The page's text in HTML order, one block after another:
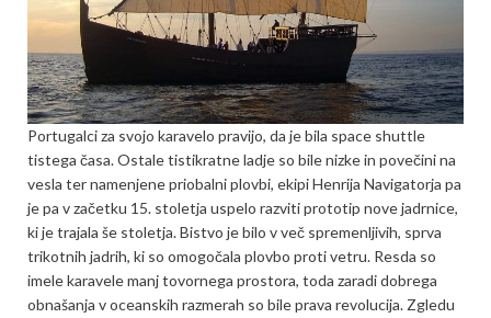
Portugalci za svojo karavelo pravijo, da je bila space shuttle
tistega časa. Ostale tistikratne ladje so bile nizke in povečini na
vesla ter namenjene priobalni plovbi, ekipi Henrija Navigatorja pa
je pa v začetku 15. stoletja uspelo razviti prototip nove jadrnice,
ki je trajala še stoletja. Bistvo je bilo v več spremenljivih, sprva
trikotnih jadrih, ki so omogočala plovbo proti vetru. Resda so
imele karavele manj tovornega prostora, toda zaradi dobrega
obnašanja v oceanskih razmerah so bile prava revolucija. Zgledu